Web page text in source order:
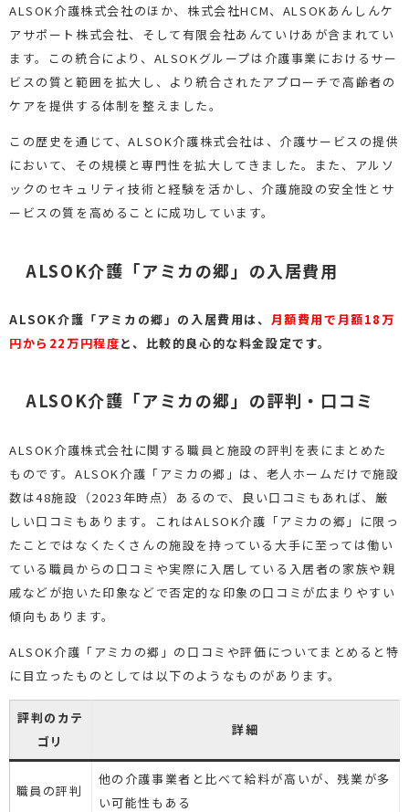
ALSOK介護株式会社のほか、株式会社HCM、ALSOKあんしんケ
アサポート株式会社、そして有限会社あんていけあが含まれてい
ます。この統合により、ALSOKグループは介護事業におけるサー
ビスの質と範囲を拡大し、より統合されたアプローチで高齢者の
ケアを提供する体制を整えました。
この歴史を通じて、ALSOK介護株式会社は、介護サービスの提供
において、その規模と専門性を拡大してきました。また、アルソ
ックのセキュリティ技術と経験を活かし、介護施設の安全性とサ
ービスの質を高めることに成功しています。
ALSOK介護「アミカの郷」の入居費用
ALSOK介護「アミカの郷」の入居費用は、 月額費用で月額18万
円から22万円程度と、比較的良心的な料金設定です。
ALSOK介護「アミカの郷」の評判・口コミ
ALSOK介護株式会社に関する職員と施設の評判を表にまとめた
ものです。ALSOK介護「アミカの郷」は、老人ホームだけで施設
数は48施設（2023年時点）あるので、良い口コミもあれば、厳
しい口コミもあります。これはALSOK介護「アミカの郷」に限っ
たことではなくたくさんの施設を持っている大手に至っては働い
ている職員からの口コミや実際に入居している入居者の家族や親
戚などが抱いた印象などで否定的な印象の口コミが広まりやすい
傾向もあります。
ALSOK介護「アミカの郷」の口コミや評価についてまとめると特
に目立ったものとしては以下のようなものがあります。
評判のカテ
ゴリ
詳細
職員の評判
他の介護事業者と比べて給料が高いが、残業が多
い可能性もある